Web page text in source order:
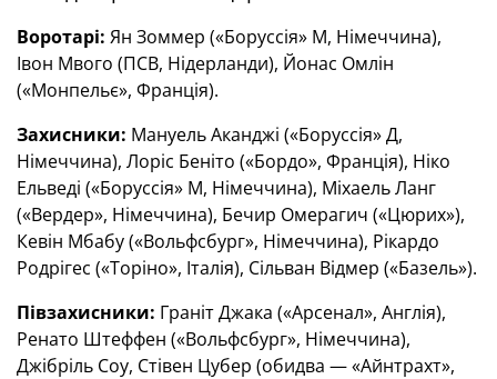
Воротарі: Ян Зоммер («Боруссія» М, Німеччина),
Івон Мвого (ПСВ, Нідерланди), Йонас Омлін
(«Монпельє», Франція).
Захисники: Мануель Аканджі («Боруссія» Д,
Німеччина), Лоріс Беніто («Бордо», Франція), Ніко
Ельведі («Боруссія» М, Німеччина), Міхаель Ланг
(«Вердер», Німеччина), Бечир Омерагич («Цюрих»),
Кевін Мбабу («Вольфсбург», Німеччина), Рікардо
Родрігес («Торіно», Італія), Сільван Відмер («Базель»).
Півзахисники: Граніт Джака («Арсенал», Англія),
Ренато Штеффен («Вольфсбург», Німеччина),
Джібріль Соу, Стівен Цубер (обидва — «Айнтрахт»,